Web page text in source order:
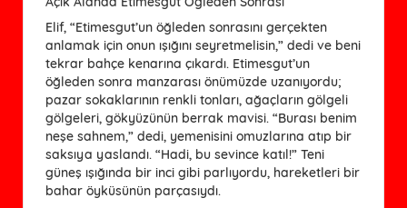
Elif, “Etimesgut’un öğleden sonrasını gerçekten
anlamak için onun ışığını seyretmelisin,” dedi ve beni
tekrar bahçe kenarına çıkardı. Etimesgut’un
öğleden sonra manzarası önümüzde uzanıyordu;
pazar sokaklarının renkli tonları, ağaçların gölgeli
gölgeleri, gökyüzünün berrak mavisi. “Burası benim
neşe sahnem,” dedi, yemenisini omuzlarına atıp bir
saksıya yaslandı. “Hadi, bu sevince katıl!” Teni
güneş ışığında bir inci gibi parlıyordu, hareketleri bir
bahar öyküsünün parçasıydı.